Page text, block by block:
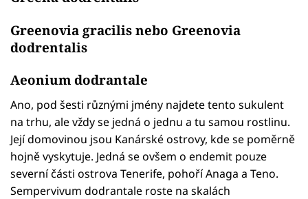
Greenovia gracilis nebo Greenovia
dodrentalis
Aeonium dodrantale
Ano, pod šesti různými jmény najdete tento sukulent
na trhu, ale vždy se jedná o jednu a tu samou rostlinu.
Její domovinou jsou Kanárské ostrovy, kde se poměrně
hojně vyskytuje. Jedná se ovšem o endemit pouze
severní části ostrova Tenerife, pohoří Anaga a Teno.
Sempervivum dodrantale roste na skalách